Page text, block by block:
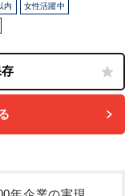
内 女性活躍中